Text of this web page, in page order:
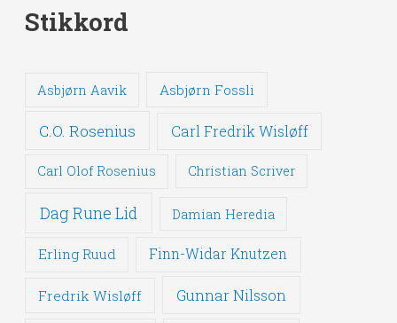
Stikkord
Asbjørn Aavik Asbjørn Fossli
C.O. Rosenius Carl Fredrik Wisløff
Carl Olof Rosenius Christian Scriver
Dag Rune Lid Damian Heredia
Erling Ruud Finn-Widar Knutzen
Fredrik Wisløff Gunnar Nilsson